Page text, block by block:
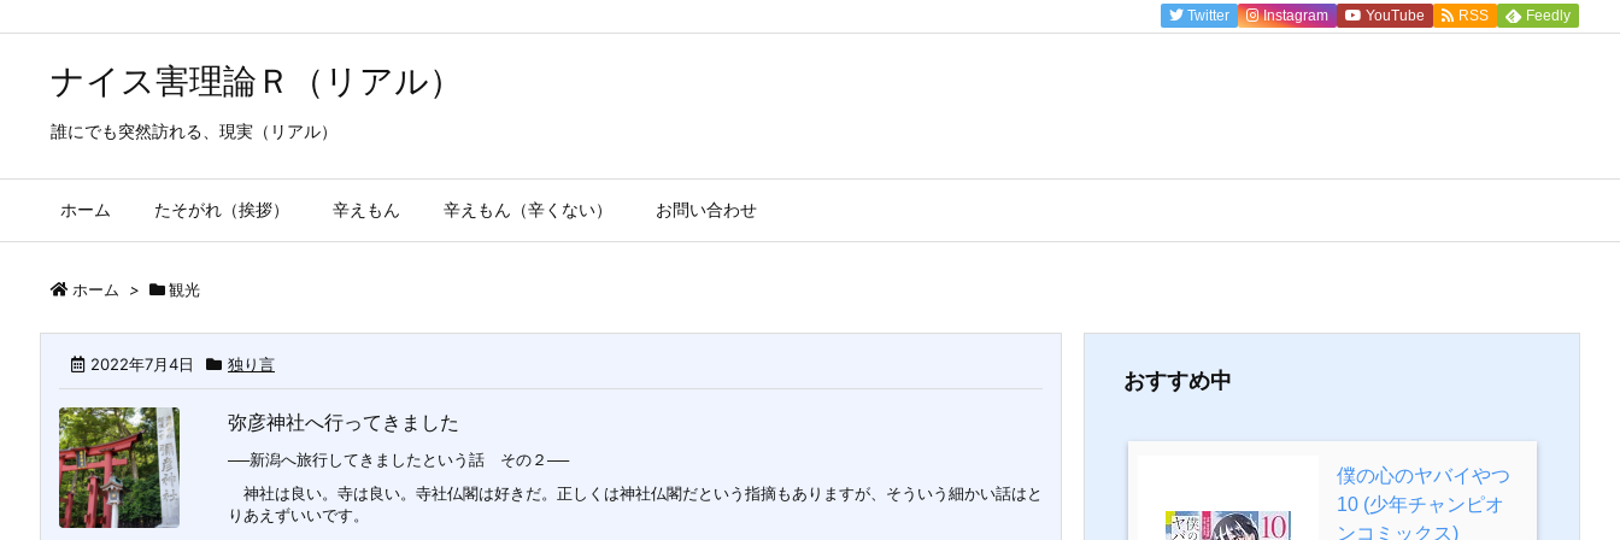
ナイス害理論Ｒ（リアル）
誰にでも突然訪れる、現実（リアル）
ホーム たそがれ（挨拶） 辛えもん 辛えもん（辛くない） お問い合わせ
Twitter Instagram YouTube RSS Feedly
ホーム > 観光
2022年7月4日 独り言
弥彦神社へ行ってきました
──新潟へ旅行してきましたという話 その２──
神社は良い。寺は良い。寺社仏閣は好きだ。正しくは神社仏閣だという指摘もありますが、そういう細かい話はと
りあえずいいです。
おすすめ中
僕の心のヤバイやつ
10 (少年チャンピオ
ンコミックス)